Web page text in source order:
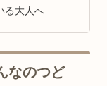
る大人へ
なのつど